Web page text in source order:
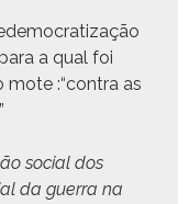
a qual foi
:“con­tra as
social dos
da guer­ra na